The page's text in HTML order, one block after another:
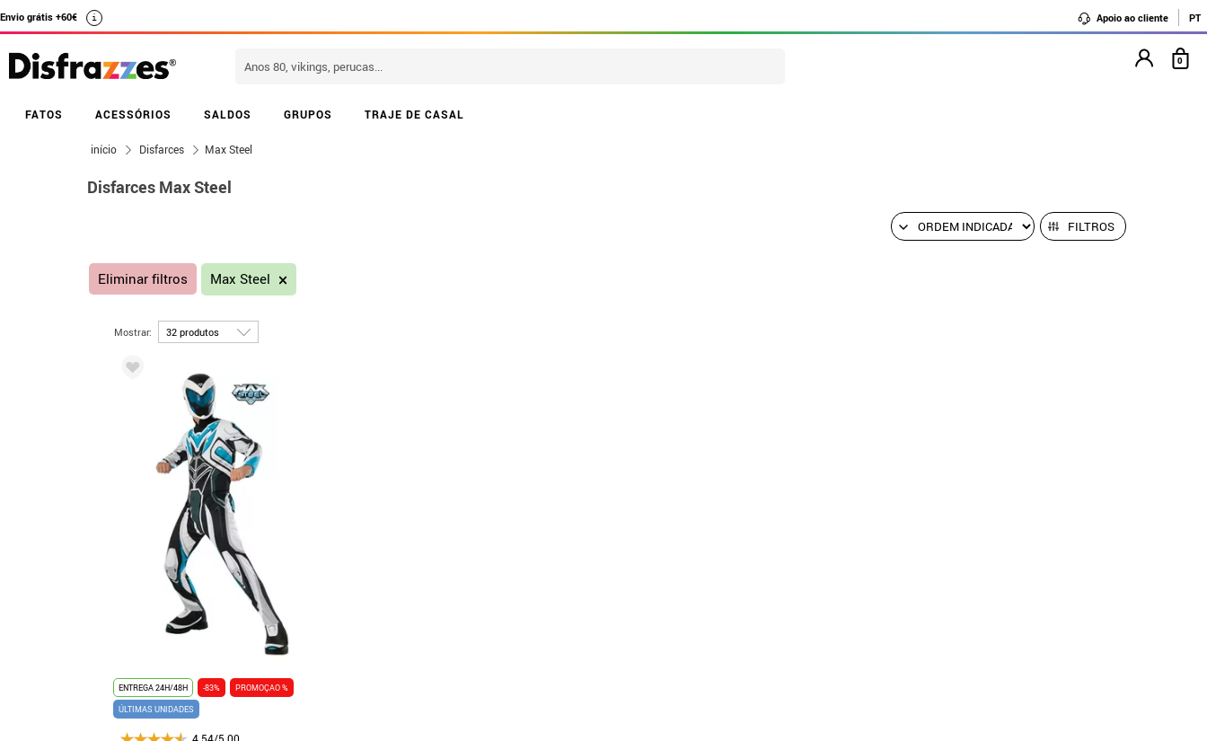
Envio grátis +60€ i Apoio ao cliente PT
FATOS ACESSÓRIOS SALDOS GRUPOS TRAJE DE CASAL
0
início Disfarces Max Steel
Disfarces Max Steel
FILTROS
Eliminar filtros Max Steel
Mostrar:
ENTREGA 24H/48H -83%
PROMOÇAO %
ÚLTIMAS UNIDADES
4.54/5.00